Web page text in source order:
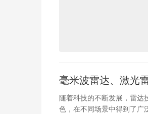
毫米波雷达、激光
随着科技的不断发展，雷达
色，在不同场景中得到了广